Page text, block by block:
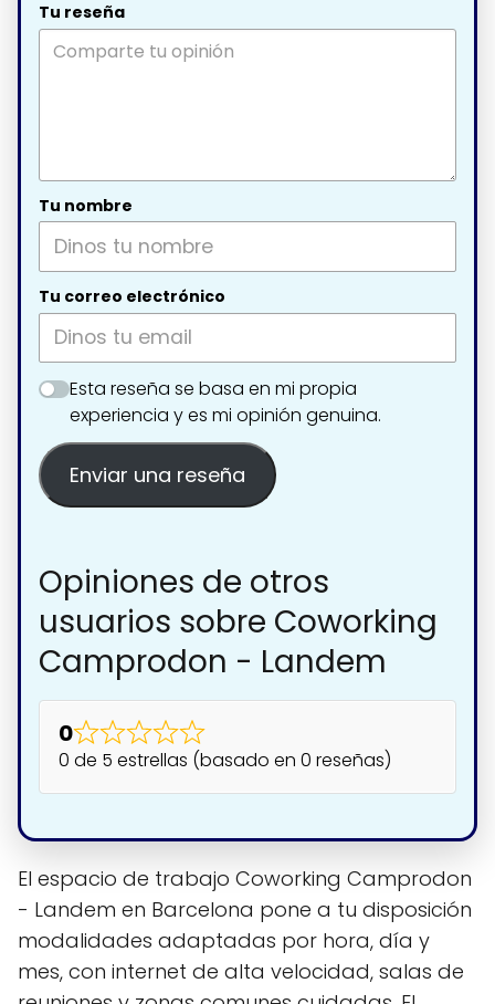
Tu reseña
Tu nombre
Tu correo electrónico
Esta reseña se basa en mi propia
experiencia y es mi opinión genuina.
Enviar una reseña
Opiniones de otros
usuarios sobre Coworking
Camprodon - Landem
0
0 de 5 estrellas (basado en 0 reseñas)
El espacio de trabajo Coworking Camprodon
- Landem en Barcelona pone a tu disposición
modalidades adaptadas por hora, día y
mes, con internet de alta velocidad, salas de